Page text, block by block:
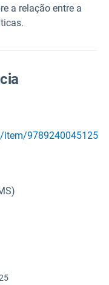
a relação entre a
9789240045125